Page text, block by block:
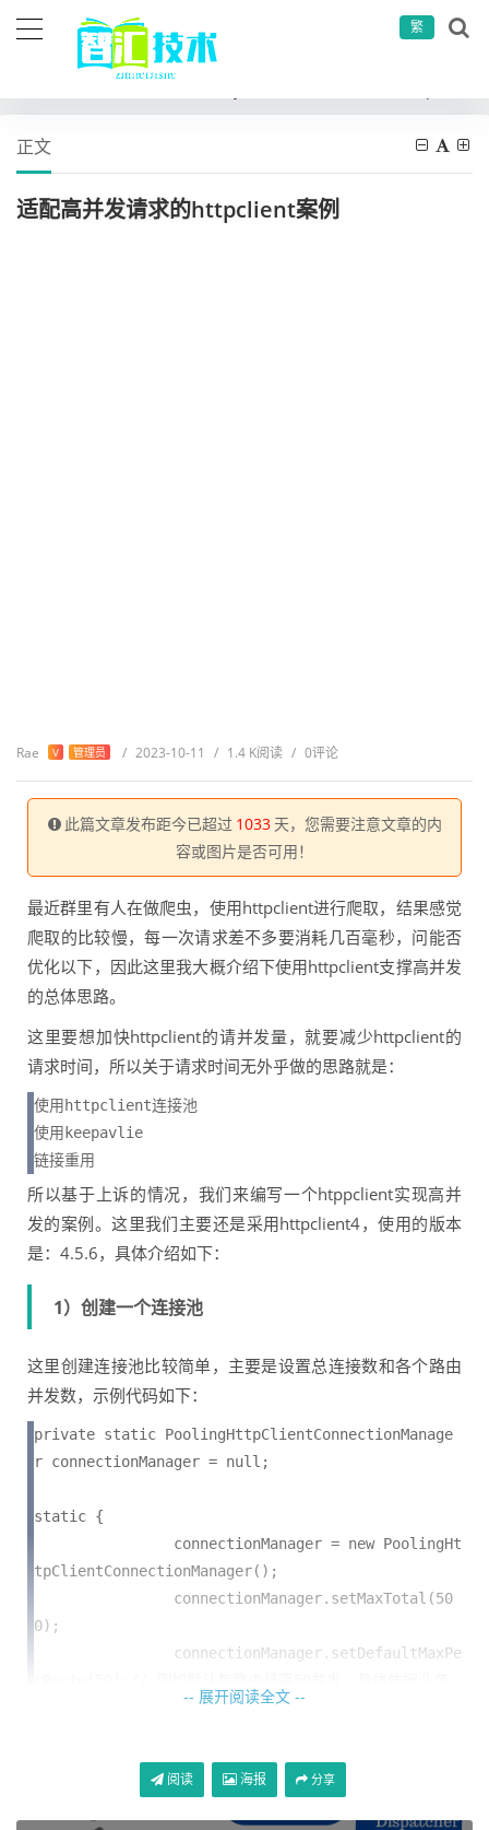
繁
正文
适配高并发请求的httpclient案例
Rae V 管理员 / 2023-10-11 / 1.4 K阅读 / 0评论
此篇文章发布距今已超过 1033 天，您需要注意文章的内
容或图片是否可用！
最近群里有人在做爬虫，使用httpclient进行爬取，结果感觉
爬取的比较慢，每一次请求差不多要消耗几百毫秒，问能否
优化以下，因此这里我大概介绍下使用httpclient支撑高并发
的总体思路。
这里要想加快httpclient的请并发量，就要减少httpclient的
请求时间，所以关于请求时间无外乎做的思路就是：
使用httpclient连接池
使用keepavlie
链接重用
所以基于上诉的情况，我们来编写一个htppclient实现高并
发的案例。这里我们主要还是采用httpclient4，使用的版本
是：4.5.6，具体介绍如下：
1）创建一个连接池
这里创建连接池比较简单，主要是设置总连接数和各个路由
并发数，示例代码如下：
private static PoolingHttpClientConnectionManage
r connectionManager = null;
static {
tpClientConnectionManager();
0);
2）创建一个keepalive的策略
-- 展开阅读全文 --
阅读 海报 分享